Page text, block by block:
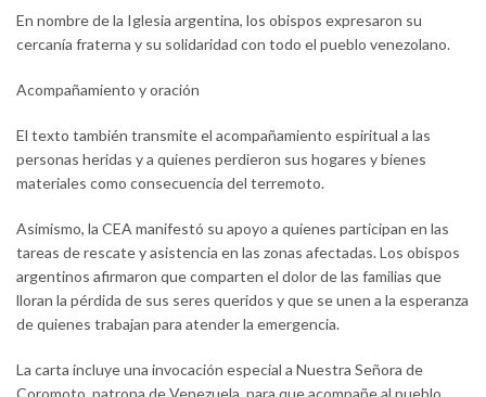
En nombre de la Iglesia argentina, los obispos expresaron su
cercanía fraterna y su solidaridad con todo el pueblo venezolano.
Acompañamiento y oración
El texto también transmite el acompañamiento espiritual a las
personas heridas y a quienes perdieron sus hogares y bienes
materiales como consecuencia del terremoto.
Asimismo, la CEA manifestó su apoyo a quienes participan en las
tareas de rescate y asistencia en las zonas afectadas. Los obispos
argentinos afirmaron que comparten el dolor de las familias que
lloran la pérdida de sus seres queridos y que se unen a la esperanza
de quienes trabajan para atender la emergencia.
La carta incluye una invocación especial a Nuestra Señora de
Coromoto, patrona de Venezuela, para que acompañe al pueblo